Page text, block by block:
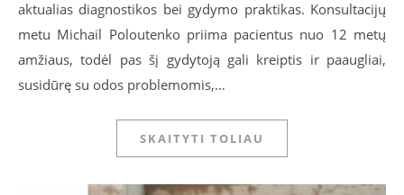
aktualias diagnostikos bei gydymo praktikas. Konsultacijų
metu Michail Poloutenko priima pacientus nuo 12 metų
amžiaus, todėl pas šį gydytoją gali kreiptis ir paaugliai,
susidūrę su odos problemomis,…
SKAITYTI TOLIAU